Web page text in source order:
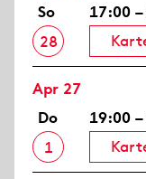
So
28
17:00
Apr 27
Do
1
19:00